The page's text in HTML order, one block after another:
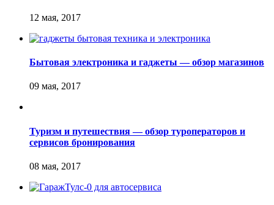
Бытовая электроника и гаджеты — обзор магазинов
Туризм и путешествия — обзор туроператоров и
сервисов бронирования